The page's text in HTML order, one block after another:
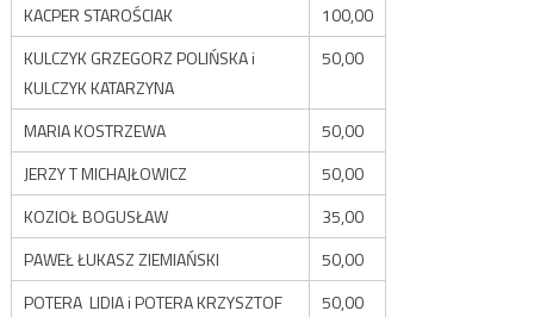
KACPER STAROŚCIAK
100,00
KULCZYK GRZEGORZ POLIŃSKA i
KULCZYK KATARZYNA
50,00
MARIA KOSTRZEWA
50,00
JERZY T MICHAJŁOWICZ
50,00
KOZIOŁ BOGUSŁAW
35,00
PAWEŁ ŁUKASZ ZIEMIAŃSKI
50,00
POTERA LIDIA i POTERA KRZYSZTOF
50,00